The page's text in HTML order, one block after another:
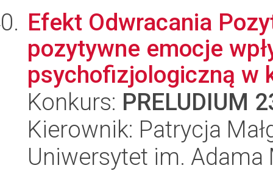
Efekt Odwracania
pozytywne emocje
psychofizjologiczną w
Konkurs: PRELUDIUM
Kierownik: Patrycja
Uniwersytet im.